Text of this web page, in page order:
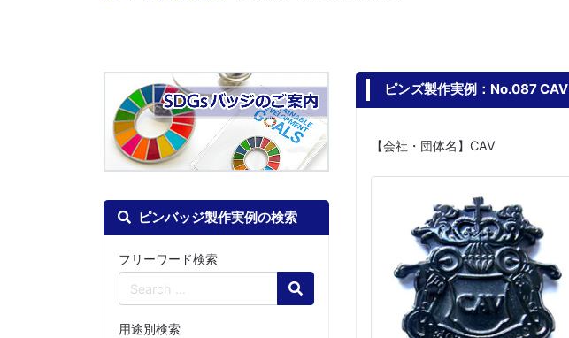
ピンバッジ製作実例の検索
フリーワード検索
Search
用途別検索
ピンズ製作実例：No.087
【会社・団体名】CAV